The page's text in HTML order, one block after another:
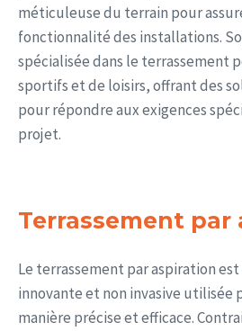
méticuleuse du terrain pour
fonctionnalité des installations.
spécialisée dans le terrassement
sportifs et de loisirs, offrant des
pour répondre aux exigences
projet.
Terrassement par
Le terrassement par aspiration
innovante et non invasive utilisée
manière précise et efficace.